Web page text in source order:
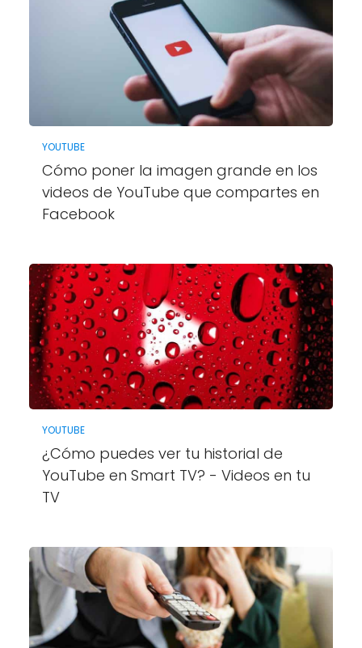
YOUTUBE
Cómo poner la imagen grande en los
videos de YouTube que compartes en
Facebook
YOUTUBE
¿Cómo puedes ver tu historial de
YouTube en Smart TV? - Videos en tu
TV